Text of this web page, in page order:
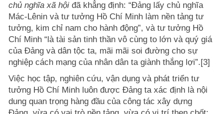
chủ nghĩa xã hội đã khẳng định: “Đảng lấy chủ nghĩa
Mác-Lênin và tư tưởng Hồ Chí Minh làm nền tảng tư
tưởng, kim chỉ nam cho hành động”, và tư tưởng Hồ
Chí Minh “là tài sản tinh thần vô cùng to lớn và quý giá
của Đảng và dân tộc ta, mãi mãi soi đường cho sự
nghiệp cách mạng của nhân dân ta giành thắng lợi”.[3]
Việc học tập, nghiên cứu, vận dụng và phát triển tư
tưởng Hồ Chí Minh luôn được Đảng ta xác định là nội
dung quan trọng hàng đầu của công tác xây dựng